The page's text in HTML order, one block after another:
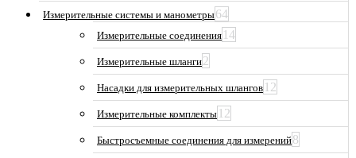
Измерительные системы и манометры64
Измерительные соединения 14
Измерительные шланги2
Насадки для измерительных шлангов 12
Измерительные комплекты 12
Быстросъемные соединения для измерений8